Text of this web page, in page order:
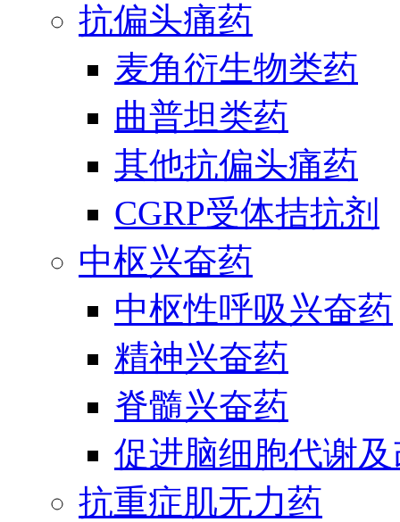
抗偏头痛药
麦角衍生物类药
曲普坦类药
其他抗偏头痛药
CGRP受体拮抗剂
中枢兴奋药
中枢性呼吸兴奋药
精神兴奋药
脊髓兴奋药
促进脑细胞代谢
抗重症肌无力药